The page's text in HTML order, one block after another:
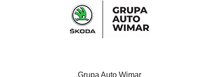
Grupa Auto Wimar